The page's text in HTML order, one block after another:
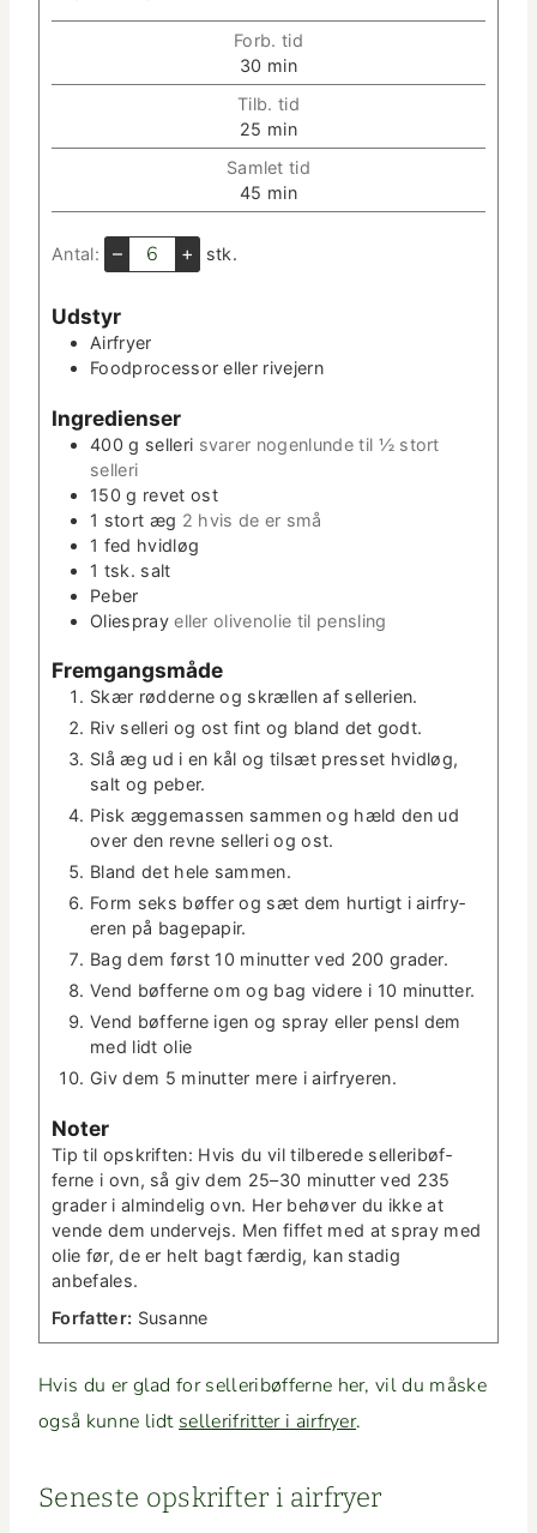
Forb. tid
30 m
i
n
u
­
min
Tilb. tid
25 m
i
n
min
Sam­let tid
45 m
i
t
min
Antal: – + stk.
Udstyr
Air­fry­er
Food­proces­sor eller rivejern
Ingre­di­enser
400 g sel­l­eri svar­er nogen­lunde til ½ stort
selleri
150 g revet ost
1 stort æg 2 hvis de er små
1 fed hvidløg
1 tsk. salt
Peber
Oliespray eller oliveno­lie til pensling
Frem­gangsmåde
Skær rød­derne og skrællen af sellerien.
Riv sel­l­eri og ost fint og bland det godt.
Slå æg ud i en kål og tilsæt pres­set hvidløg,
salt og peber.
Pisk ægge­massen sam­men og hæld den ud
over den revne sel­l­eri og ost.
Bland det hele sammen.
Form seks bøf­fer og sæt dem hur­tigt i air­fry­
eren på bagepapir.
Bag dem først 10 min­ut­ter ved 200 grader.
Vend bøf­ferne om og bag videre i 10 minutter.
Vend bøf­ferne igen og spray eller pensl dem
med lidt olie
Giv dem 5 min­ut­ter mere i airfryeren.
Not­er
Tip til opskriften: Hvis du vil tilberede sel­l­eribøf­
ferne i ovn, så giv dem 25–30 min­ut­ter ved 235
grad­er i almin­delig ovn. Her behøver du ikke at
vende dem under­ve­js. Men fif­fet med at spray med
olie før, de er helt bagt færdig, kan stadig
anbefales.
For­fat­ter: Susanne
Hvis du er glad for sel­l­eribøf­ferne her, vil du måske
også kunne lidt sel­l­er­ifrit­ter i air­fry­er.
Sen­este opskrifter i airfryer